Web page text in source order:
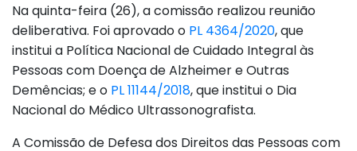
Na quinta-feira (26), a comissão realizou reunião
deliberativa. Foi aprovado o PL 4364/2020, que
institui a Política Nacional de Cuidado Integral às
Pessoas com Doença de Alzheimer e Outras
Demências; e o PL 11144/2018, que institui o Dia
Nacional do Médico Ultrassonografista.
A Comissão de Defesa dos Direitos das Pessoas com